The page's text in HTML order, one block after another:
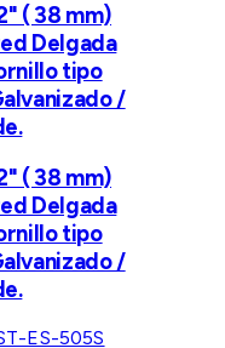
( 38 mm)
Delgada
tipo
/
( 38 mm)
Delgada
tipo
/
ES-505S